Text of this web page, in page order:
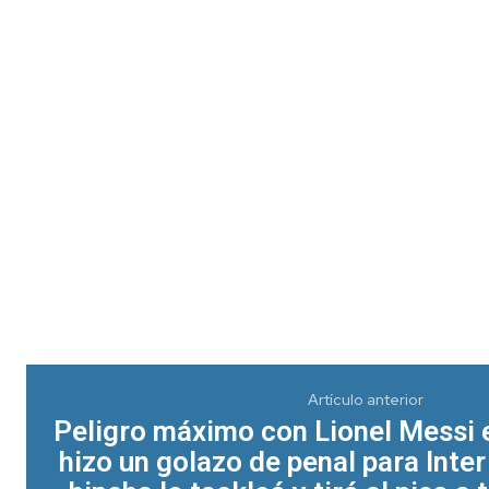
Artículo anterior
Peligro máximo con Lionel Messi
hizo un golazo de penal para